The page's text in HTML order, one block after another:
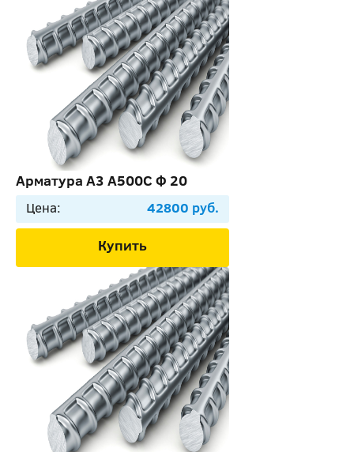
Арматура А3 А500С Ф 20
Цена: 42800 руб.
Купить